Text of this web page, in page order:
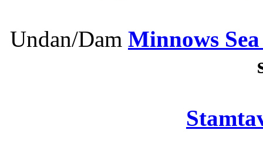
Undan/Dam Minnows